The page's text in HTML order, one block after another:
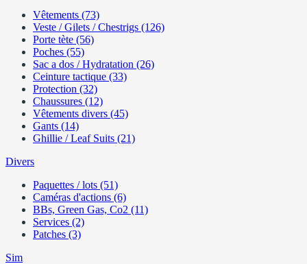
Vêtements (73)
Veste / Gilets / Chestrigs (126)
Porte tète (56)
Poches (55)
Sac a dos / Hydratation (26)
Ceinture tactique (33)
Protection (32)
Chaussures (12)
Vêtements divers (45)
Gants (14)
Ghillie / Leaf Suits (21)
Divers
Paquettes / lots (51)
Caméras d'actions (6)
BBs, Green Gas, Co2 (11)
Services (2)
Patches (3)
Sim